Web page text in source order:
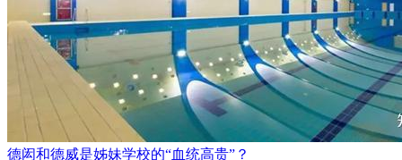
德闳和德威是姊妹学校的“血统高贵”？